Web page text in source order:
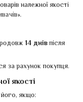
належної якості
».
14 днівпісля
за рахунок покупця.
якості
якщо: